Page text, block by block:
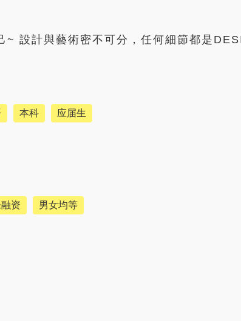
設計與藝術密不可分，任何細節都是
本科 应届生
资 男女均等